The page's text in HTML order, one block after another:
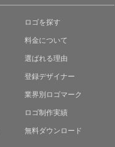
ロゴを探す
料金について
選ばれる理由
登録デザイナー
業界別ロゴマーク
ロゴ制作実績
無料ダウンロード